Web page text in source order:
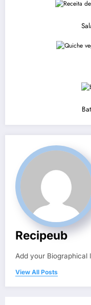
Recipeub
Add your Biographical
View All Posts